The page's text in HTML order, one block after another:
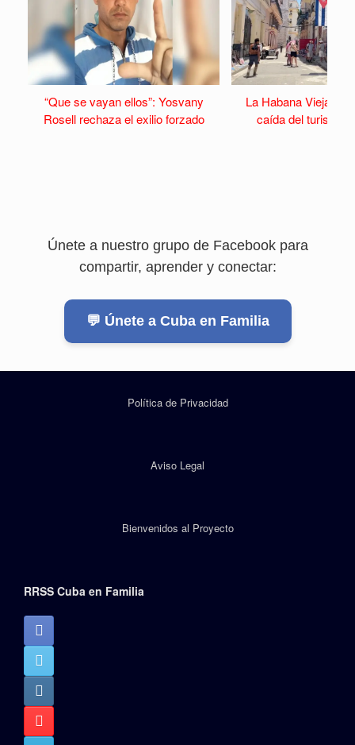
“Que se vayan ellos”: Yosvany
Rosell rechaza el exilio forzado
La Habana Vieja se
caída del turismo
Únete a nuestro grupo de Facebook para
compartir, aprender y conectar:
💬 Únete a Cuba en Familia
Política de Privacidad
Aviso Legal
Bienvenidos al Proyecto
RRSS Cuba en Familia